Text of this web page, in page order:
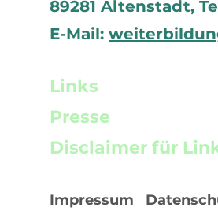
89281 Altenstadt,
E-Mail:
Links
Presse
Disclaimer für
Impressum